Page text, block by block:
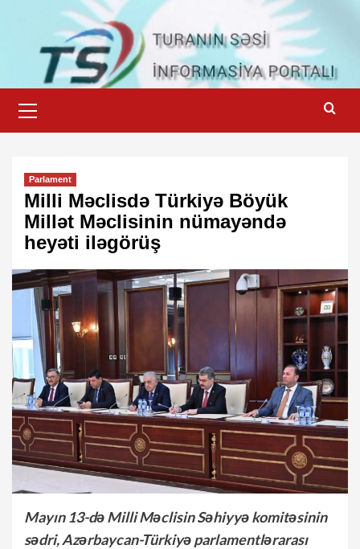
content
Menu
Parlament
Milli Məclisdə Türkiyə Böyük
Millət Məclisinin nümayəndə
heyəti iləgörüş
Mayın 13-də Milli Məclisin Səhiyyə komitəsinin
sədri, Azərbaycan-Türkiyə parlamentlərarası